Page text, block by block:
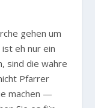
gehen um
ist eh nur ein
sind die wahre
Pfarrer
machen —